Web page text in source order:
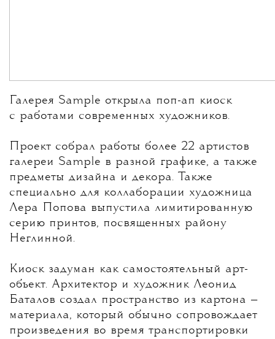
Галерея Sample открыла поп-ап киоск
с работами современных художников.
Проект собрал работы более 22 артистов
галереи Sample в разной графике, а также
предметы дизайна и декора. Также
специально для коллаборации художница
Лера Попова выпустила лимитированную
серию принтов, посвященных району
Неглинной.
Киоск задуман как самостоятельный арт-
объект. Архитектор и художник Леонид
Баталов создал пространство из картона —
материала, который обычно сопровождает
произведения во время транспортировки